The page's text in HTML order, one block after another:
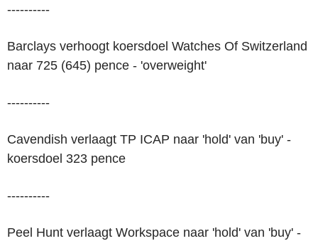
----------
Barclays verhoogt koersdoel Watches Of Switzerland
naar 725 (645) pence - 'overweight'
----------
Cavendish verlaagt TP ICAP naar 'hold' van 'buy' -
koersdoel 323 pence
----------
Peel Hunt verlaagt Workspace naar 'hold' van 'buy' -